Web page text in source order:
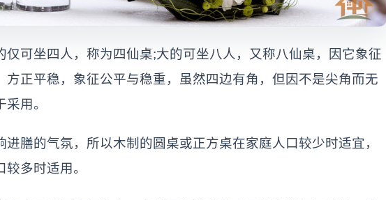
仅可坐四人，称为四仙桌;大的可坐八人，又称八仙桌，因它象征
方正平稳，象征公平与稳重，虽然四边有角，但因不是尖角而无
用。
进膳的气氛，所以木制的圆桌或正方桌在家庭人口较少时适宜，
多时适用。